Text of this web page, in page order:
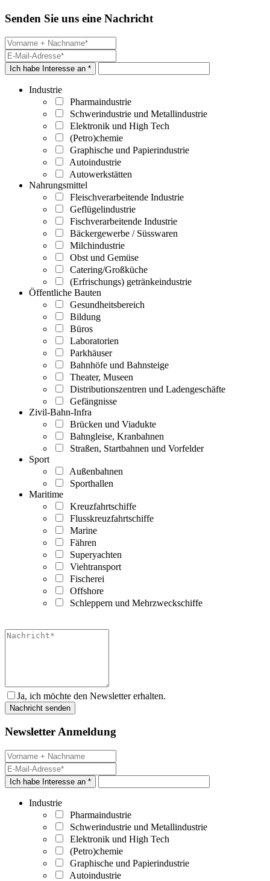
Senden Sie uns eine Nachricht
Ich habe Interesse an *
Industrie
Pharmaindustrie
Schwerindustrie und Metallindustrie
Elektronik und High Tech
(Petro)chemie
Graphische und Papierindustrie
Autoindustrie
Autowerkstätten
Nahrungsmittel
Fleischverarbeitende Industrie
Geflügelindustrie
Fischverarbeitende Industrie
Bäckergewerbe / Süsswaren
Milchindustrie
Obst und Gemüse
Catering/Großküche
(Erfrischungs) getränkeindustrie
Öffentliche Bauten
Gesundheitsbereich
Bildung
Büros
Laboratorien
Parkhäuser
Bahnhöfe und Bahnsteige
Theater, Museen
Distributionszentren und Ladengeschäfte
Gefängnisse
Zivil-Bahn-Infra
Brücken und Viadukte
Bahngleise, Kranbahnen
Straßen, Startbahnen und Vorfelder
Sport
Außenbahnen
Sporthallen
Maritime
Kreuzfahrtschiffe
Flusskreuzfahrtschiffe
Marine
Fähren
Superyachten
Viehtransport
Fischerei
Offshore
Schleppern und Mehrzweckschiffe
Ja, ich möchte den Newsletter erhalten.
Newsletter Anmeldung
Ich habe Interesse an *
Industrie
Pharmaindustrie
Schwerindustrie und Metallindustrie
Elektronik und High Tech
(Petro)chemie
Graphische und Papierindustrie
Autoindustrie